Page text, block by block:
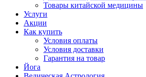
Товары китайской медицины
Услуги
Акции
Как купить
Условия оплаты
Условия доставки
Гарантия на товар
Йога